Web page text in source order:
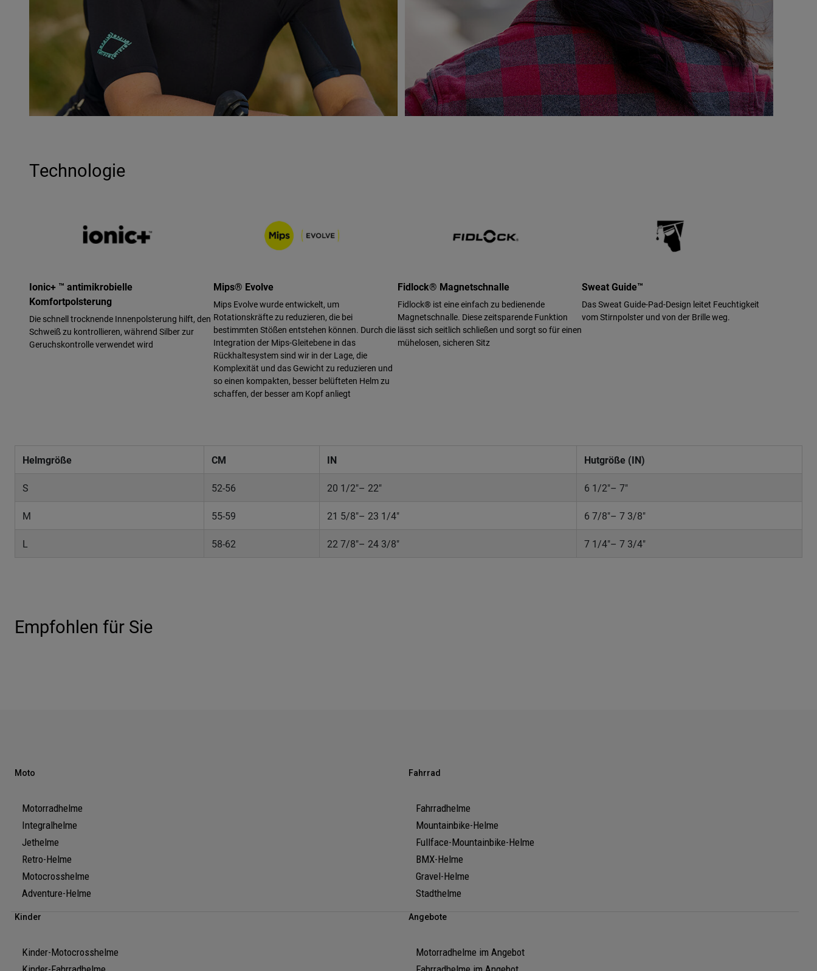
Technologie
Ionic+ ™ antimikrobielle
Komfortpolsterung
Die schnell trocknende Innenpolsterung hilft, den
Schweiß zu kontrollieren, während Silber zur
Geruchskontrolle verwendet wird
Mips® Evolve
Mips Evolve wurde entwickelt, um
Rotationskräfte zu reduzieren, die bei
bestimmten Stößen entstehen können. Durch die
Integration der Mips-Gleitebene in das
Rückhaltesystem sind wir in der Lage, die
Komplexität und das Gewicht zu reduzieren und
so einen kompakten, besser belüfteten Helm zu
schaffen, der besser am Kopf anliegt
Fidlock® Magnetschnalle
Fidlock® ist eine einfach zu bedienende
Magnetschnalle. Diese zeitsparende Funktion
lässt sich seitlich schließen und sorgt so für einen
mühelosen, sicheren Sitz
Sweat Guide™
Das Sweat Guide-Pad-Design leitet Feuchtigkeit
vom Stirnpolster und von der Brille weg.
Helmgröße CM IN Hutgröße (IN)
S 52-56 20 1/2"– 22" 6 1/2"– 7"
M 55-59 21 5/8"– 23 1/4" 6 7/8"– 7 3/8"
L 58-62 22 7/8"– 24 3/8" 7 1/4"– 7 3/4"
Empfohlen für Sie
Moto
Motorradhelme
Integralhelme
Jethelme
Retro-Helme
Motocrosshelme
Adventure-Helme
Fahrrad
Fahrradhelme
Mountainbike-Helme
Fullface-Mountainbike-Helme
BMX-Helme
Gravel-Helme
Stadthelme
Kinder
Kinder-Motocrosshelme
Angebote
Motorradhelme im Angebot